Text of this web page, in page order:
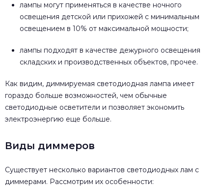
лампы могут применяться в качестве ночного
освещения детской или прихожей с минимальным
освещением в 10% от максимальной мощности;
лампы подходят в качестве дежурного освещения
складских и производственных объектов, прочее.
Как видим, диммируемая светодиодная лампа имеет
гораздо больше возможностей, чем обычные
светодиодные осветители и позволяет экономить
электроэнергию еще больше.
Виды диммеров
Существует несколько вариантов светодиодных лам с
диммерами. Рассмотрим их особенности: